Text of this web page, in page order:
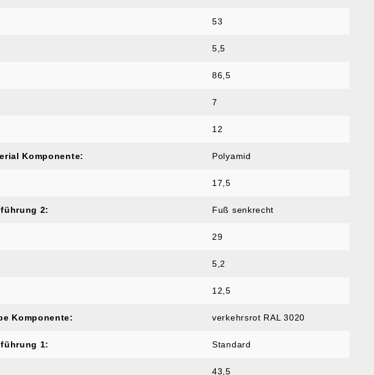
53
5,5
86,5
7
12
Komponente: Polyamid
17,5
2: Fuß senkrecht
29
5,2
12,5
Komponente: verkehrsrot RAL 3020
1: Standard
43,5